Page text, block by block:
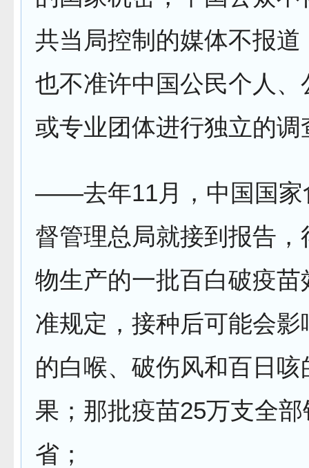
共当局控制的媒体不报道
也不准许中国公民个人、
或专业团体进行独立的调
——去年11月，中国国家
督管理总局就接到报告，
物生产的一批百白破疫苗
准规定，接种后可能会影
的白喉、破伤风和百日咳
果；那批疫苗25万支全
省；